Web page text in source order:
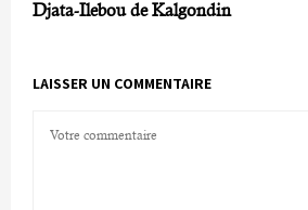
Djata-Ilebou de Kalgondin
LAISSER UN COMMENTAIRE